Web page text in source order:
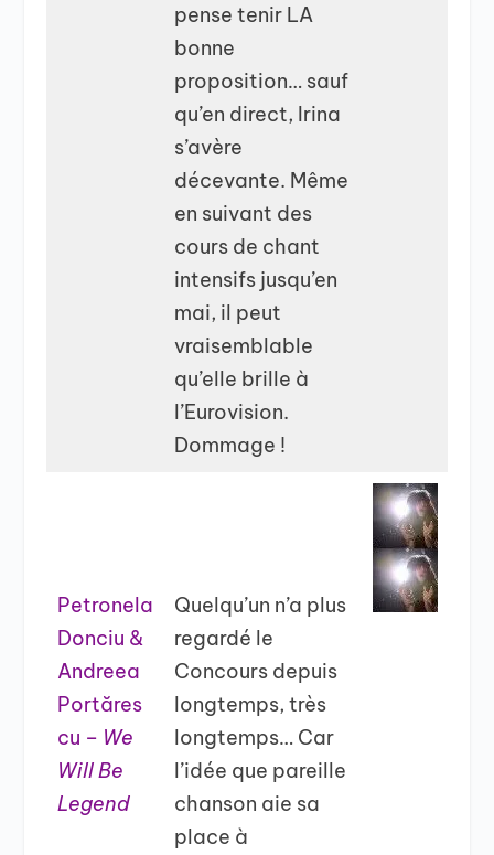
pense tenir LA
bonne
proposition… sauf
qu’en direct, Irina
s’avère
décevante. Même
en suivant des
cours de chant
intensifs jusqu’en
mai, il peut
vraisemblable
qu’elle brille à
l’Eurovision.
Dommage !
Petronela
Donciu &
Andreea
Portăres
cu – We
Will Be
Legend
Quelqu’un n’a plus
regardé le
Concours depuis
longtemps, très
longtemps… Car
l’idée que pareille
chanson aie sa
place à